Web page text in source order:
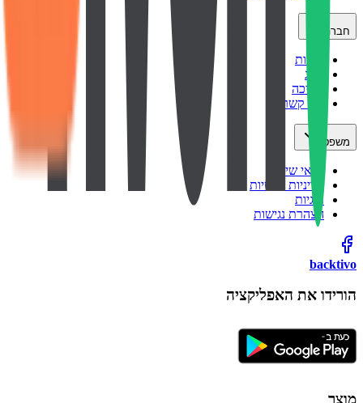
חברה
אודות
בלוג
תמיכה
צור קשר
משפטי
תנאי שימוש
מדיניות פרטיות
עוגיות
הצהרת נגישות
backtivo
הורידו את האפליקציה
מוצר